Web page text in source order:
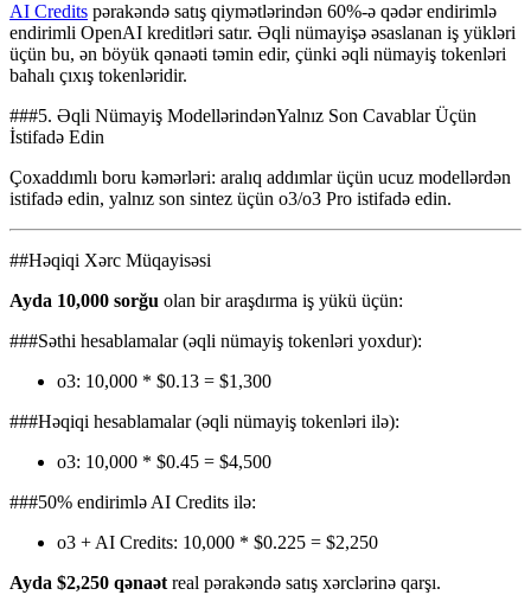
AI Credits pərakəndə satış qiymətlərindən 60%-ə qədər endirimlə
endirimli OpenAI kreditləri satır. Əqli nümayişə əsaslanan iş yükləri
üçün bu, ən böyük qənaəti təmin edir, çünki əqli nümayiş tokenləri
bahalı çıxış tokenləridir.
###5. Əqli Nümayiş ModellərindənYalnız Son Cavablar Üçün
İstifadə Edin
Çoxaddımlı boru kəmərləri: aralıq addımlar üçün ucuz modellərdən
istifadə edin, yalnız son sintez üçün o3/o3 Pro istifadə edin.
##Həqiqi Xərc Müqayisəsi
Ayda 10,000 sorğu olan bir araşdırma iş yükü üçün:
###Səthi hesablamalar (əqli nümayiş tokenləri yoxdur):
o3: 10,000 * $0.13 = $1,300
###Həqiqi hesablamalar (əqli nümayiş tokenləri ilə):
o3: 10,000 * $0.45 = $4,500
###50% endirimlə AI Credits ilə:
o3 + AI Credits: 10,000 * $0.225 = $2,250
Ayda $2,250 qənaət real pərakəndə satış xərclərinə qarşı.